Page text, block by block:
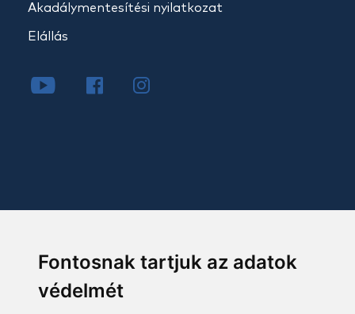
Fontosnak tartjuk az adatok
védelmét
Akadálymentesítési nyilatkozat
Elállás